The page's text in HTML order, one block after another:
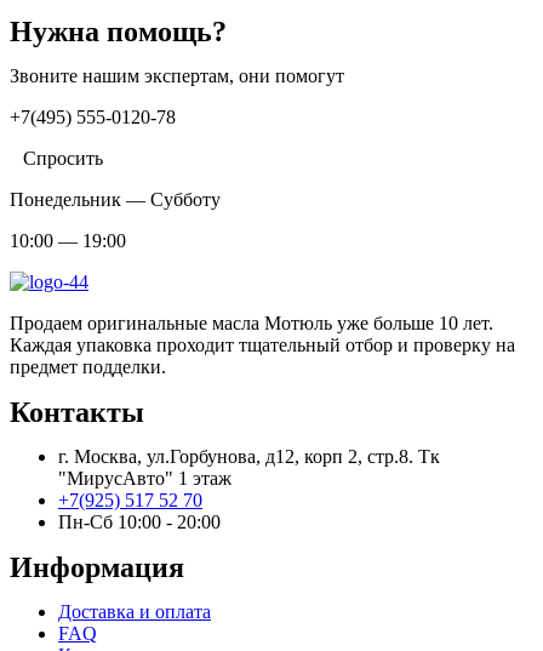
1
550 ₽.
Нужна помощь?
Звоните нашим экспертам, они помогут
+7(495) 555-0120-78
Спросить
Понедельник — Субботу
10:00 — 19:00
Продаем оригинальные масла Мотюль уже больше 10 лет.
Каждая упаковка проходит тщательный отбор и проверку на
предмет подделки.
Контакты
г. Москва, ул.Горбунова, д12, корп 2, стр.8. Тк
"МирусАвто" 1 этаж
+7(925) 517 52 70
Пн-Сб 10:00 - 20:00​
Информация
Доставка и оплата
FAQ